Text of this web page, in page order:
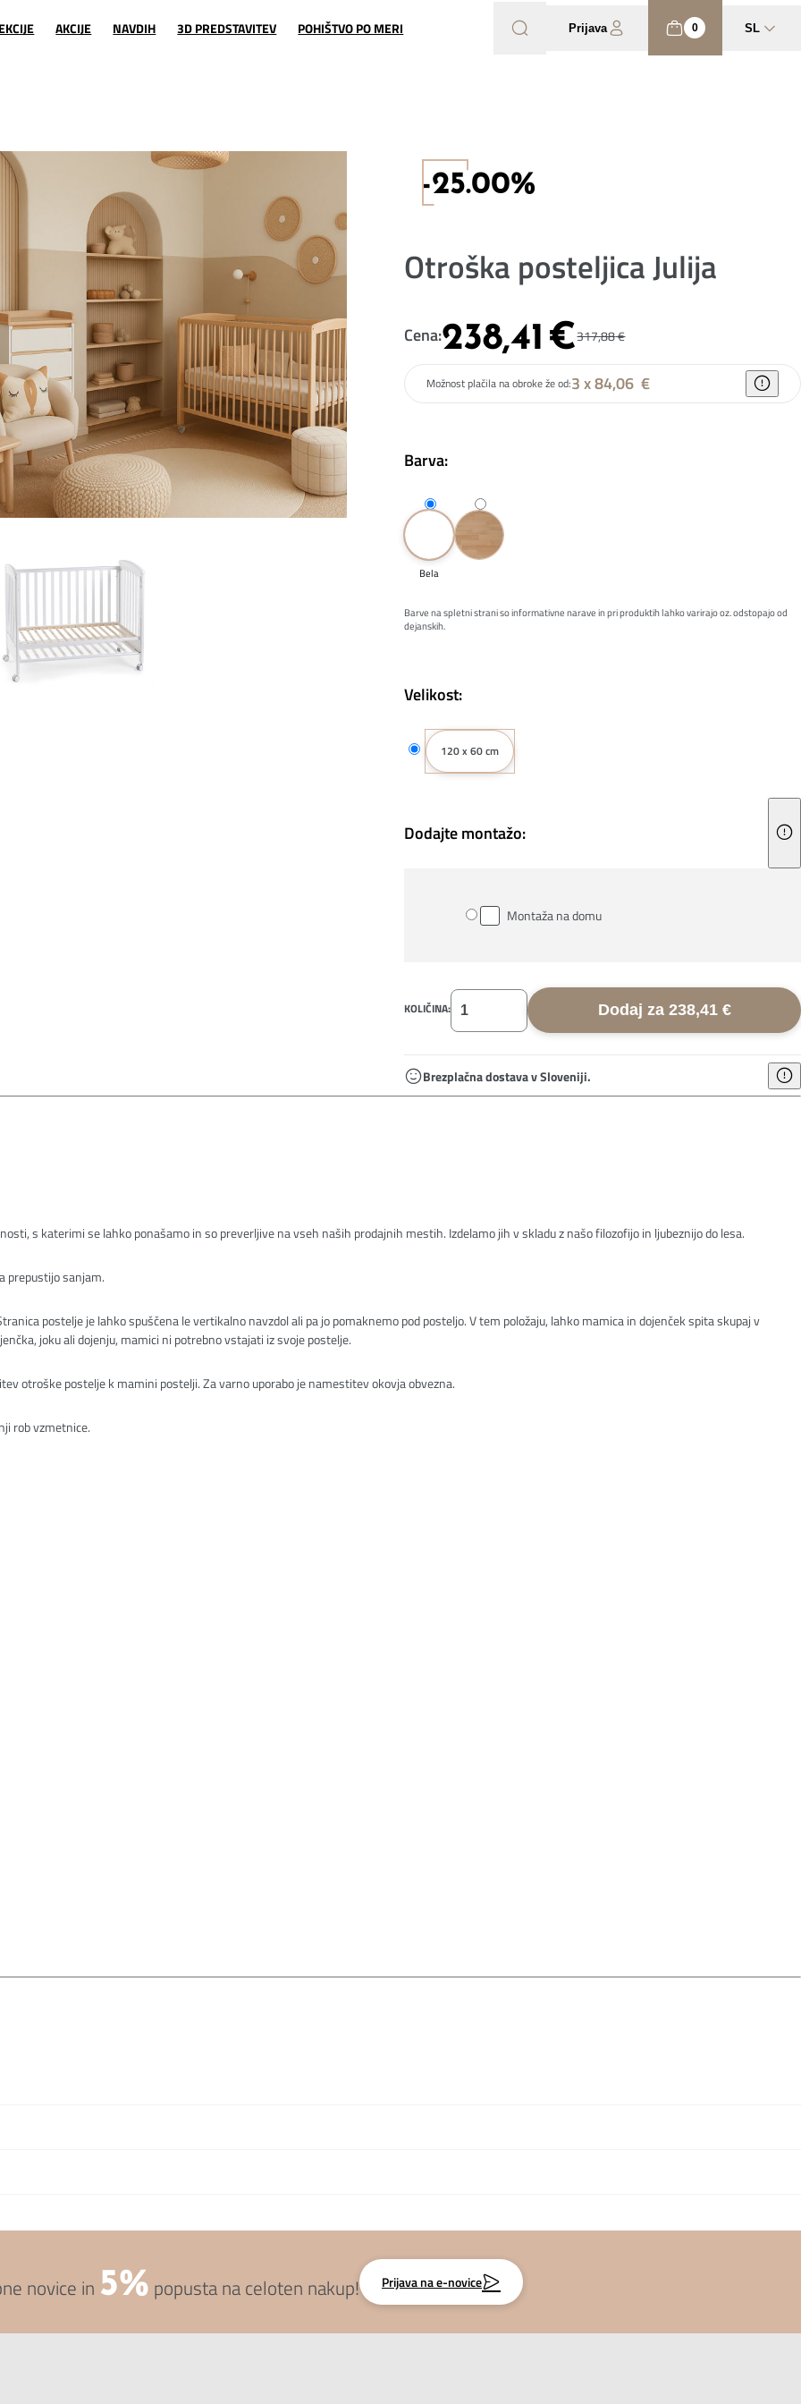
AKCIJE NAVDIH 3D PREDSTAVITEV POHIŠTVO PO MERI Prijava 0 SL
-25.00%
Otroška posteljica Julija
Cena:238,41€317,88€
Možnost plačila na obroke že od:3 x 84,06 €
Barva:
Bela
Barve na spletni strani so informativne narave in pri produktih lahko varirajo oz. odstopajo od
dejanskih.
Velikost:
120 x 60 cm
Dodajte montažo:
Montaža na domu
KOLIČINA: Dodaj za 238,41 €
Brezplačna dostava v Sloveniji.
s katerimi se lahko ponašamo in so preverljive na vseh naših prodajnih mestih. Izdelamo jih v skladu z našo filozofijo in ljubeznijo do lesa.
prepustijo sanjam.
postelje je lahko spuščena le vertikalno navzdol ali pa jo pomaknemo pod posteljo. V tem položaju, lahko mamica in dojenček spita skupaj v
joku ali dojenju, mamici ni potrebno vstajati iz svoje postelje.
otroške postelje k mamini postelji. Za varno uporabo je namestitev okovja obvezna.
rob vzmetnice.
novice in 5% popusta na celoten nakup! Prijava na e-novice